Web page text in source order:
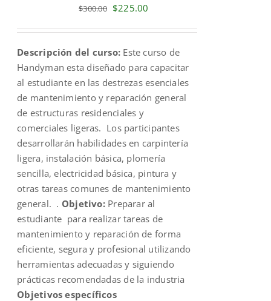
$300.00 Original
$300.00.
$225.00
$225.00.
Descripción del curso: Este curso de
Handyman esta diseñado para capacitar
al estudiante en las destrezas esenciales
de mantenimiento y reparación general
de estructuras residenciales y
comerciales ligeras. Los participantes
desarrollarán habilidades en carpintería
ligera, instalación básica, plomería
sencilla, electricidad básica, pintura y
otras tareas comunes de mantenimiento
general. . Objetivo:Preparar al
estudiante para realizar tareas de
mantenimiento y reparación de forma
eficiente, segura y profesional utilizando
herramientas adecuadas y siguiendo
prácticas recomendadas de la industria
Objetivos específicos